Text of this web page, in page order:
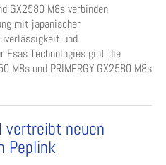
GX2580 M8s verbinden
mit japanischer
und
Technologies gibt die
M8s und PRIMERGY GX2580 M8s
vertreibt neuen
Peplink